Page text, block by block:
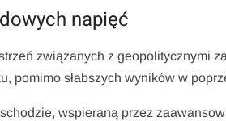
napięć
związanych z geopolitycznymi
pomimo słabszych wyników w
wspieraną przez